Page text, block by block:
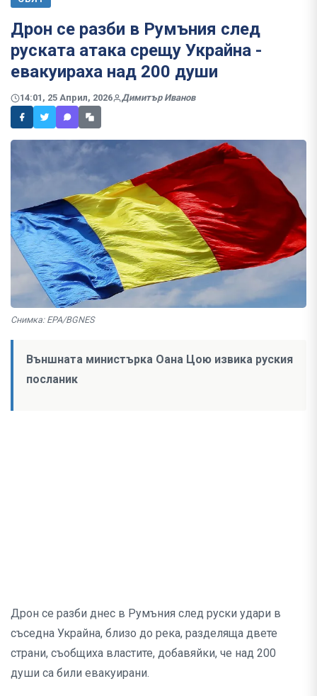
Дрон се разби в Румъния след
руската атака срещу Украйна -
евакуираха над 200 души
14:01, 25 Април, 2026 Димитър Иванов
Снимка: EPA/BGNES
Външната министърка Оана Цою извика руския
посланик
Дрон се разби днес в Румъния след руски удари в
съседна Украйна, близо до река, разделяща двете
страни, съобщиха властите, добавяйки, че над 200
души са били евакуирани.